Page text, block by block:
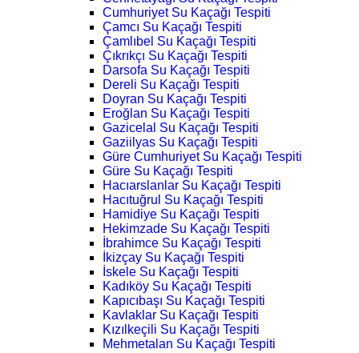
Cumhuriyet Su Kaçağı Tespiti
Çamcı Su Kaçağı Tespiti
Çamlıbel Su Kaçağı Tespiti
Çıkrıkçı Su Kaçağı Tespiti
Darsofa Su Kaçağı Tespiti
Dereli Su Kaçağı Tespiti
Doyran Su Kaçağı Tespiti
Eroğlan Su Kaçağı Tespiti
Gazicelal Su Kaçağı Tespiti
Gaziilyas Su Kaçağı Tespiti
Güre Cumhuriyet Su Kaçağı Tespiti
Güre Su Kaçağı Tespiti
Hacıarslanlar Su Kaçağı Tespiti
Hacıtuğrul Su Kaçağı Tespiti
Hamidiye Su Kaçağı Tespiti
Hekimzade Su Kaçağı Tespiti
İbrahimce Su Kaçağı Tespiti
İkizçay Su Kaçağı Tespiti
İskele Su Kaçağı Tespiti
Kadıköy Su Kaçağı Tespiti
Kapıcıbaşı Su Kaçağı Tespiti
Kavlaklar Su Kaçağı Tespiti
Kızılkeçili Su Kaçağı Tespiti
Mehmetalan Su Kaçağı Tespiti